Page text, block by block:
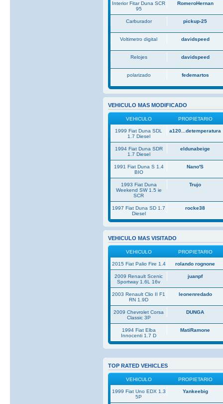
Interior Fitar Duna SCR
95
RomeroHernan
Carburador pickup-25
Voltimetro digital davidspeed
Relojes davidspeed
polarizado fedemartos
VEHICULO MAS MODIFICADO
VEHICULO PROPIETARIO
1999 Fiat Duna SDL
1.7 Diesel
a120...detemperatura
1994 Fiat Duna SDR
1.7 Diesel
eldunabeige
1991 Fiat Duna S 1.4
BIO
Nano'S
1993 Fiat Duna
Weekend SW 1.5 ie
SCR
Trujo
1997 Fiat Duna SD 1.7
Diesel
rocke38
VEHICULO MAS VISITADO
VEHICULO PROPIETARIO
2015 Fiat Palio Fire 1.4 rolando rognone
2009 Renault Scenic
Sportway 1.6L 16v
juanpf
2003 Renault Clio II F1
RN 1.9D
leonenredado
2009 Chevrolet Corsa
Classic 3P
DUNGA
1994 Fiat Elba
Innocenti 1.7 D
MatiRamone
TOP RATED VEHICLES
VEHICULO PROPIETARIO
1999 Fiat Uno EDX 1.3
5P
Yankeebig